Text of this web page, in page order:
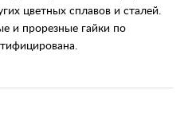
цветных сплавов и сталей.
и прорезные гайки по